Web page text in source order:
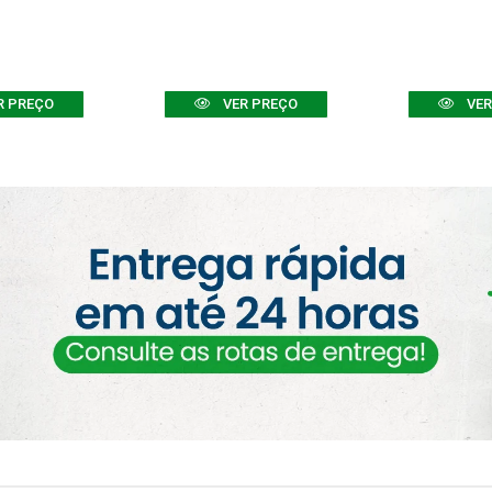
PREÇO VER PREÇO